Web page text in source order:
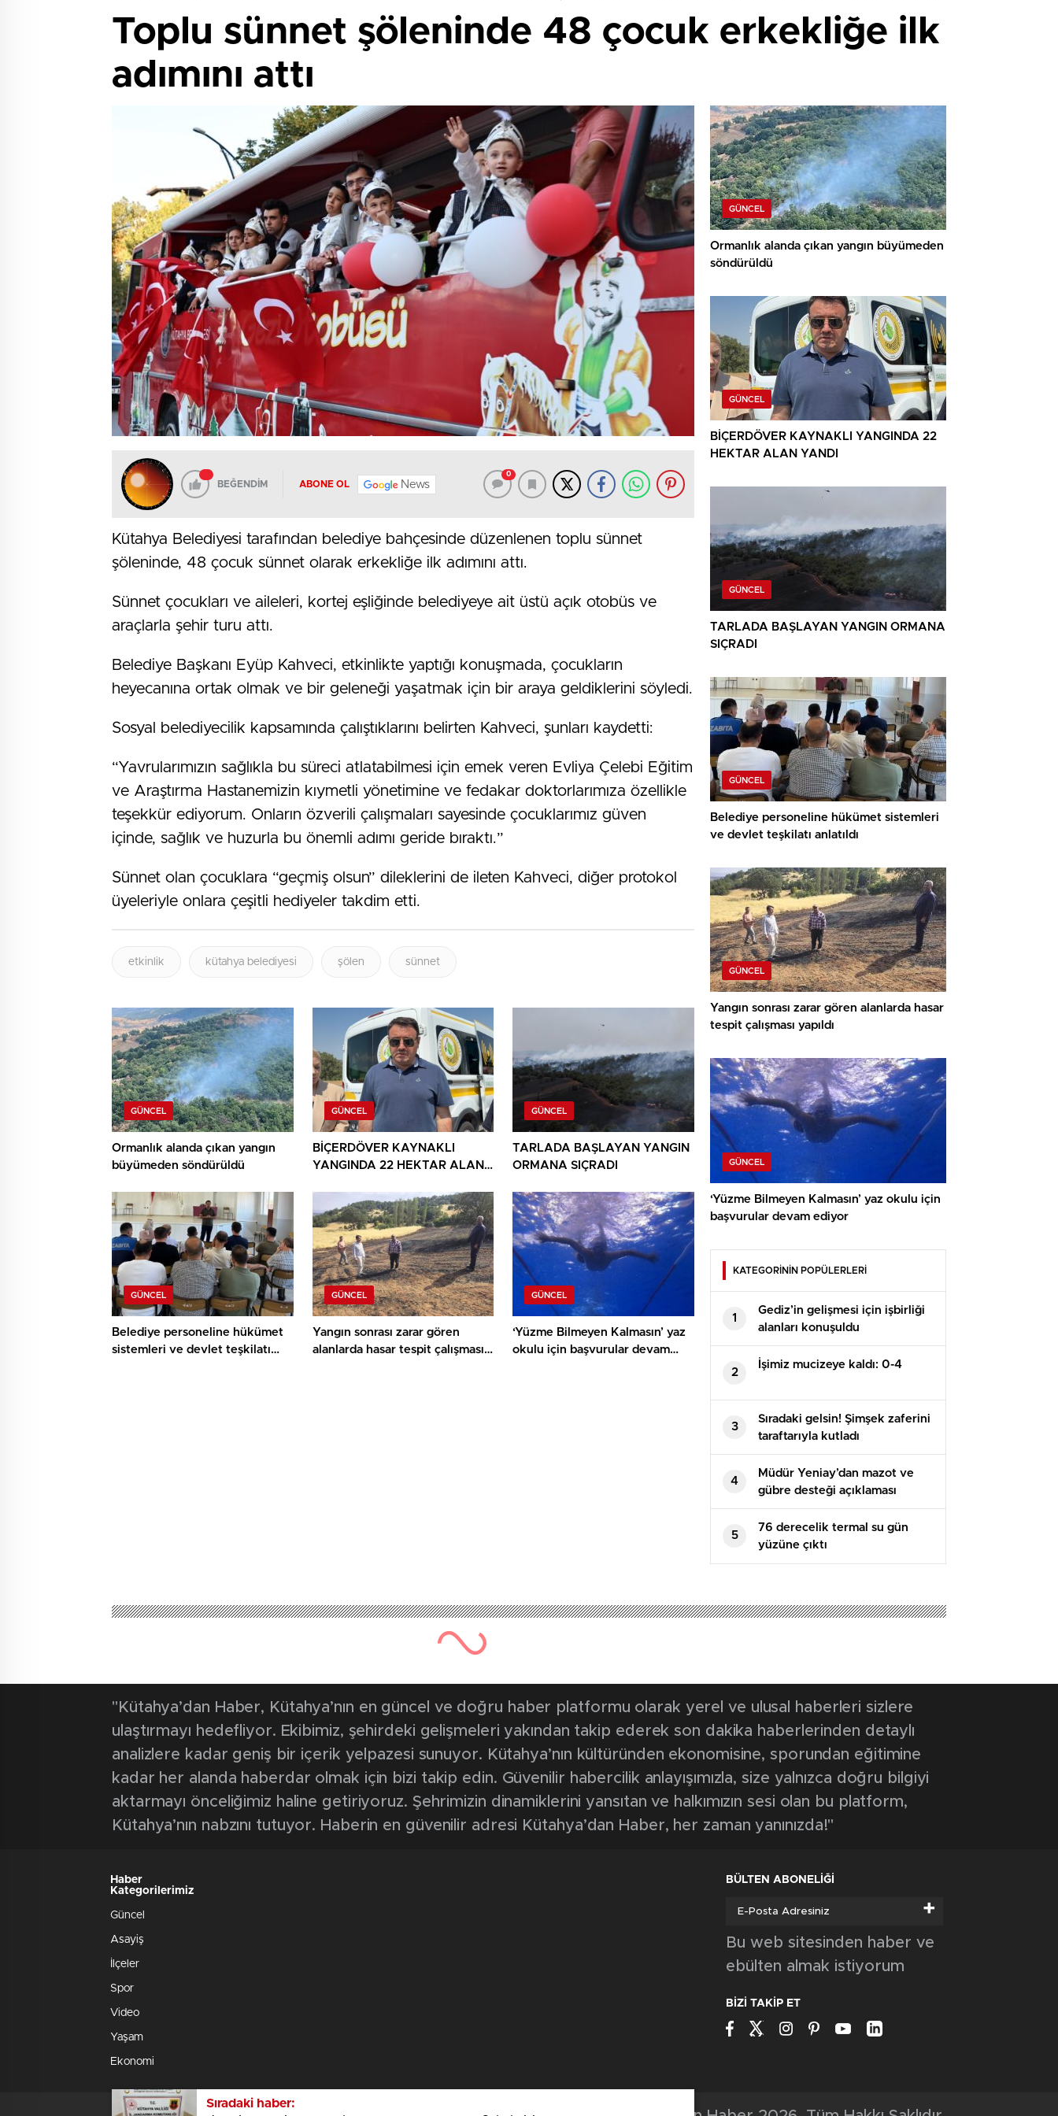
Toplu sünnet şöleninde 48 çocuk erkekliğe ilk
adımını attı
BEĞENDİM ABONE OL News
0
Kütahya Belediyesi tarafından belediye bahçesinde düzenlenen toplu sünnet
şöleninde, 48 çocuk sünnet olarak erkekliğe ilk adımını attı.
Sünnet çocukları ve aileleri, kortej eşliğinde belediyeye ait üstü açık otobüs ve
araçlarla şehir turu attı.
Belediye Başkanı Eyüp Kahveci, etkinlikte yaptığı konuşmada, çocukların
heyecanına ortak olmak ve bir geleneği yaşatmak için bir araya geldiklerini söyledi.
Sosyal belediyecilik kapsamında çalıştıklarını belirten Kahveci, şunları kaydetti:
“Yavrularımızın sağlıkla bu süreci atlatabilmesi için emek veren Evliya Çelebi Eğitim
ve Araştırma Hastanemizin kıymetli yönetimine ve fedakar doktorlarımıza özellikle
teşekkür ediyorum. Onların özverili çalışmaları sayesinde çocuklarımız güven
içinde, sağlık ve huzurla bu önemli adımı geride bıraktı.”
Sünnet olan çocuklara “geçmiş olsun” dileklerini de ileten Kahveci, diğer protokol
üyeleriyle onlara çeşitli hediyeler takdim etti.
etkinlik kütahya belediyesi şölen sünnet
GÜNCEL
Ormanlık alanda çıkan yangın
büyümeden söndürüldü
GÜNCEL
BİÇERDÖVER KAYNAKLI
YANGINDA 22 HEKTAR ALAN
GÜNCEL
TARLADA BAŞLAYAN YANGIN
ORMANA SIÇRADI
GÜNCEL
Belediye personeline hükümet
sistemleri ve devlet teşkilatı
GÜNCEL
Yangın sonrası zarar gören
alanlarda hasar tespit çalışması
GÜNCEL
‘Yüzme Bilmeyen Kalmasın’ yaz
okulu için başvurular devam
Sıradaki haber:
GÜNCEL
Ormanlık alanda çıkan yangın büyümeden
söndürüldü
GÜNCEL
BİÇERDÖVER KAYNAKLI YANGINDA 22
HEKTAR ALAN YANDI
GÜNCEL
TARLADA BAŞLAYAN YANGIN ORMANA
SIÇRADI
GÜNCEL
Belediye personeline hükümet sistemleri
ve devlet teşkilatı anlatıldı
GÜNCEL
Yangın sonrası zarar gören alanlarda hasar
tespit çalışması yapıldı
GÜNCEL
‘Yüzme Bilmeyen Kalmasın’ yaz okulu için
başvurular devam ediyor
KATEGORİNİN POPÜLERLERİ
1
Gediz’in gelişmesi için işbirliği
alanları konuşuldu
2
İşimiz mucizeye kaldı: 0-4
3
Sıradaki gelsin! Şimşek zaferini
taraftarıyla kutladı
4
Müdür Yeniay’dan mazot ve
gübre desteği açıklaması
5
76 derecelik termal su gün
yüzüne çıktı
"Kütahya’dan Haber, Kütahya’nın en güncel ve doğru haber platformu olarak yerel ve ulusal haberleri sizlere
ulaştırmayı hedefliyor. Ekibimiz, şehirdeki gelişmeleri yakından takip ederek son dakika haberlerinden detaylı
analizlere kadar geniş bir içerik yelpazesi sunuyor. Kütahya’nın kültüründen ekonomisine, sporundan eğitimine
kadar her alanda haberdar olmak için bizi takip edin. Güvenilir habercilik anlayışımızla, size yalnızca doğru bilgiyi
aktarmayı önceliğimiz haline getiriyoruz. Şehrimizin dinamiklerini yansıtan ve halkımızın sesi olan bu platform,
Kütahya’nın nabzını tutuyor. Haberin en güvenilir adresi Kütahya’dan Haber, her zaman yanınızda!"
Haber
Kategorilerimiz
Güncel
Asayiş
İlçeler
Spor
Video
Yaşam
Ekonomi
BÜLTEN ABONELİĞİ
+
Bu web sitesinden haber ve
ebülten almak istiyorum
BİZİ TAKİP ET